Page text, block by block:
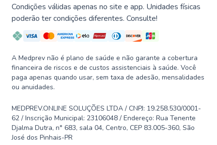
Condições válidas apenas no site e app. Unidades físicas
poderão ter condições diferentes. Consulte!
A Medprev não é plano de saúde e não garante a cobertura
financeira de riscos e de custos assistenciais à saúde. Você
paga apenas quando usar, sem taxa de adesão, mensalidades
ou anuidades.
MEDPREV.ONLINE SOLUÇÕES LTDA / CNPJ: 19.258.530/0001-
62 / Inscrição Municipal: 23106048 / Endereço: Rua Tenente
Djalma Dutra, n° 683, sala 04, Centro, CEP 83.005-360, São
José dos Pinhais-PR